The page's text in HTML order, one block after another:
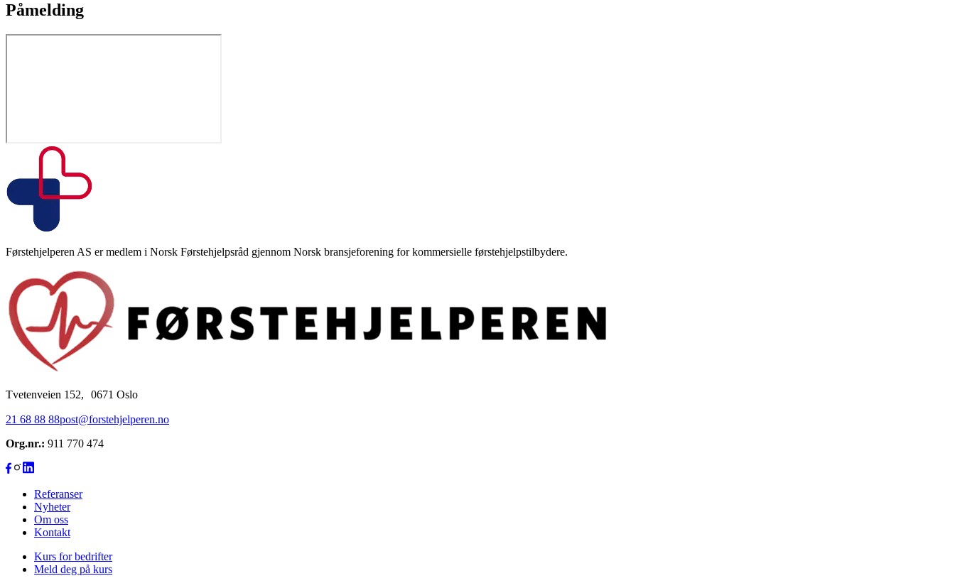
Påmelding
Førstehjelperen AS er medlem i Norsk Førstehjelpsråd gjennom Norsk bransjeforening for kommersielle førstehjelpstilbydere.
Tvetenveien 152, 0671 Oslo
21 68 88 88post@forstehjelperen.no
Org.nr.: 911 770 474
Referanser
Nyheter
Om oss
Kontakt
Kurs for bedrifter
Meld deg på kurs